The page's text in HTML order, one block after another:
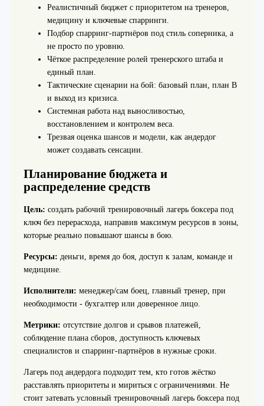
Реалистичный бюджет с приоритетом на тренеров,
медицину и ключевые спарринги.
Подбор спарринг-партнёров под стиль соперника, а
не просто по уровню.
Чёткое распределение ролей тренерского штаба и
единый план.
Тактические сценарии на бой: базовый план, план B
и выход из кризиса.
Системная работа над выносливостью,
восстановлением и контролем веса.
Трезвая оценка шансов и модели, как андердог
может создавать сенсации.
Планирование бюджета и
распределение средств
Цель: создать рабочий тренировочный лагерь боксера под
ключ без перерасхода, направив максимум ресурсов в зоны,
которые реально повышают шансы в бою.
Ресурсы: деньги, время до боя, доступ к залам, команде и
медицине.
Исполнители: менеджер/сам боец, главный тренер, при
необходимости - бухгалтер или доверенное лицо.
Метрики: отсутствие долгов и срывов платежей,
соблюдение плана сборов, доступность ключевых
специалистов и спарринг-партнёров в нужные сроки.
Лагерь под андердога подходит тем, кто готов жёстко
расставлять приоритеты и мириться с ограничениями. Не
стоит затевать условный тренировочный лагерь боксера под